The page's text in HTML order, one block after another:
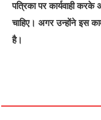
पत्रिका पर कार्यवाही
चाहिए। अगर उन्होंने इस
है।